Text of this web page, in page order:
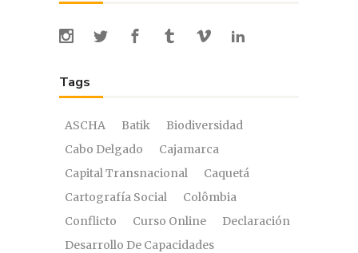
Tags
ASCHA Batik
Biodiversidad
Cabo Delgado
Cajamarca
Capital Transnacional
Caquetá
Cartografía Social
Colômbia
Conflicto
Curso Online
Declaración
Desarrollo De Capacidades